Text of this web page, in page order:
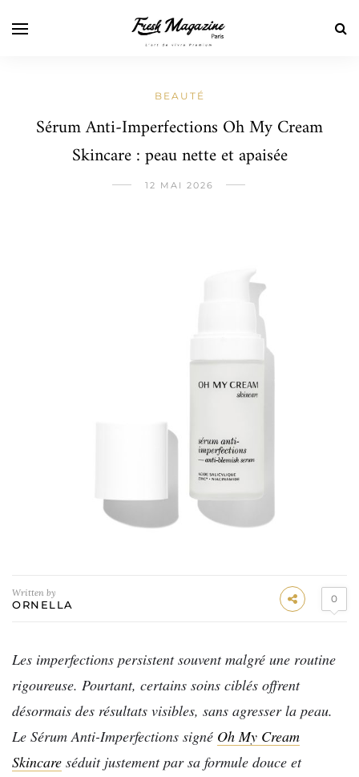
BEAUTÉ
Sérum Anti-Imperfections Oh My Cream
Skincare : peau nette et apaisée
12 MAI 2026
Written by
ORNELLA 0
Les imperfections persistent souvent malgré une routine
rigoureuse. Pourtant, certains soins ciblés offrent
désormais des résultats visibles, sans agresser la peau.
Le Sérum Anti-Imperfections signé Oh My Cream
Skincare séduit justement par sa formule douce et